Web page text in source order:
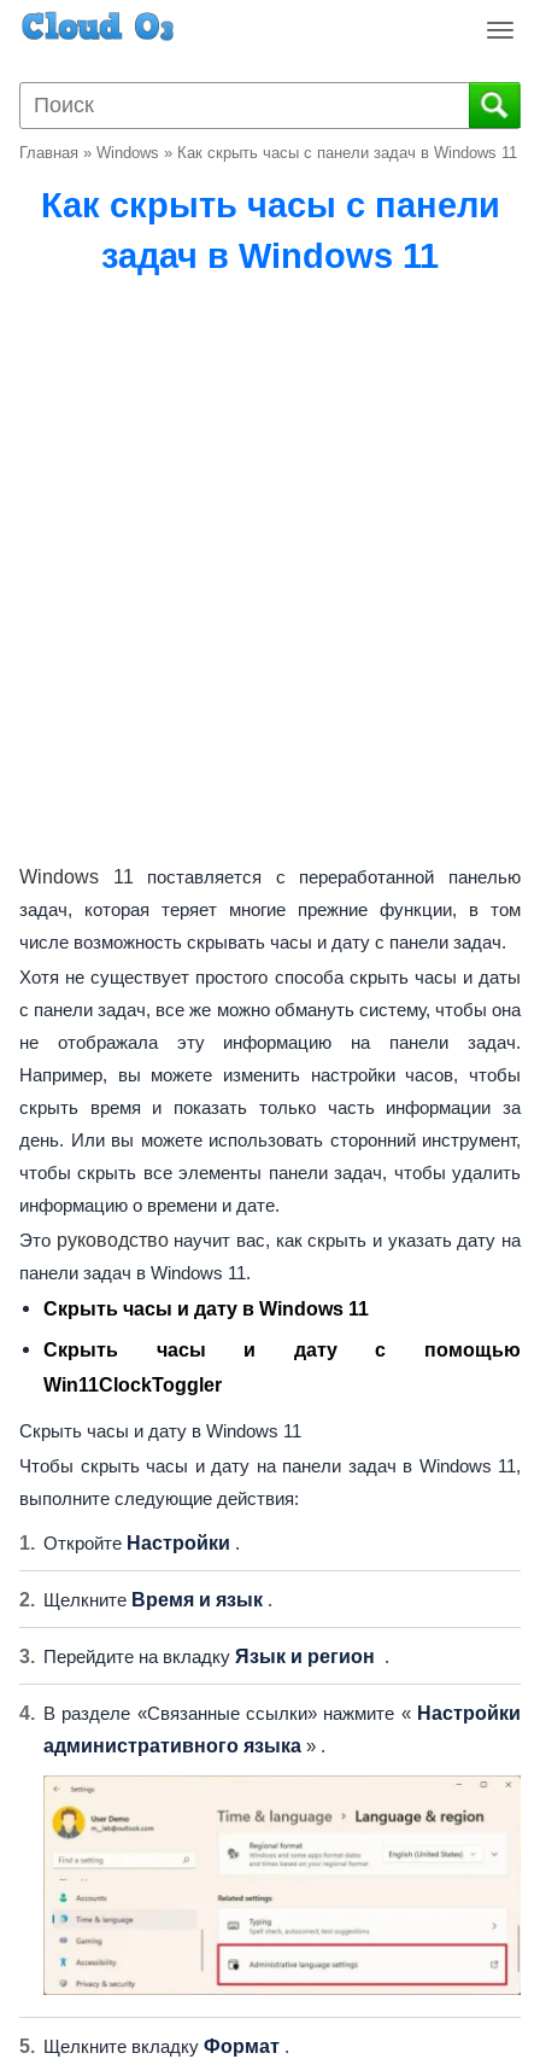
T
g
g
Главная » Windows » Как скрыть часы с панели задач в Windows 11
Как скрыть часы с панели
задач в Windows 11
Windows 11 поставляется с переработанной панелью
задач, которая теряет многие прежние функции, в том
числе возможность скрывать часы и дату с панели задач.
Хотя не существует простого способа скрыть часы и даты
с панели задач, все же можно обмануть систему, чтобы она
не отображала эту информацию на панели задач.
Например, вы можете изменить настройки часов, чтобы
скрыть время и показать только часть информации за
день. Или вы можете использовать сторонний инструмент,
чтобы скрыть все элементы панели задач, чтобы удалить
информацию о времени и дате.
Это руководствонаучит вас, как скрыть и указать дату на
панели задач в Windows 11.
Скрыть часы и дату в Windows 11
Скрыть часы и дату с помощью
Win11ClockToggler
Скрыть часы и дату в Windows 11
Чтобы скрыть часы и дату на панели задач в Windows 11,
выполните следующие действия:
Откройте Настройки .
Щелкните Время и язык .
Перейдите на вкладку Язык и регион .
В разделе «Связанные ссылки» нажмите « Настройки
административного языка » .
Щелкните вкладку Формат .